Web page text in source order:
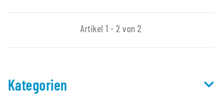
Artikel 1 - 2 von 2
Kategorien